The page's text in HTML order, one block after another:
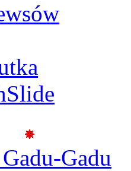
Gadu